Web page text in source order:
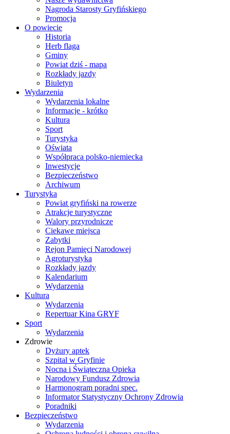
Nagroda Starosty Gryfińskiego
Promocja
O powiecie
Historia
Herb flaga
Gminy
Powiat dziś - mapa
Rozkłady jazdy
Biuletyn
Wydarzenia
Wydarzenia lokalne
Informacje - krótko
Kultura
Sport
Turystyka
Oświata
Współpraca polsko-niemiecka
Inwestycje
Bezpieczeństwo
Archiwum
Turystyka
Powiat gryfiński na rowerze
Atrakcje turystyczne
Walory przyrodnicze
Ciekawe miejsca
Zabytki
Rejon Pamięci Narodowej
Agroturystyka
Rozkłady jazdy
Kalendarium
Wydarzenia
Kultura
Wydarzenia
Repertuar Kina GRYF
Sport
Wydarzenia
Zdrowie
Dyżury aptek
Szpital w Gryfinie
Nocna i Świąteczna Opieka
Narodowy Fundusz Zdrowia
Harmonogram poradni spec.
Informator Statystyczny Ochrony Zdrowia
Poradniki
Bezpieczeństwo
Wydarzenia